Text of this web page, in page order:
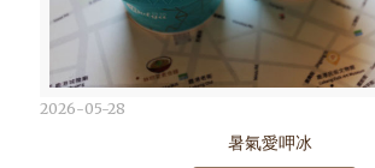
2026-05-28
暑氣愛呷冰